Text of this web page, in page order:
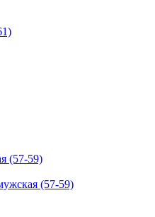
(57-59)